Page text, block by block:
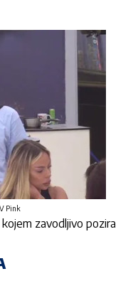
Pink
zavodljivo pozira